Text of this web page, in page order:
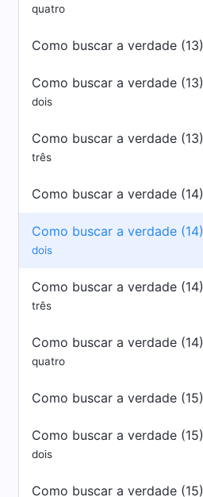
quatro
Como buscar a verdade (13)
Como buscar a verdade (13)
dois
Como buscar a verdade (13)
três
Como buscar a verdade (14)
Como buscar a verdade (14)
dois
Como buscar a verdade (14)
três
Como buscar a verdade (14)
quatro
Como buscar a verdade (15)
Como buscar a verdade (15)
dois
Como buscar a verdade (15)